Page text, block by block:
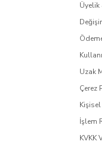
Üyelik
Uzak
Çerez
İşlem
KVKK